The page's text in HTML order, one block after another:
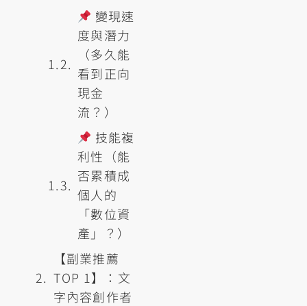
變現速
度與潛力
（多久能
看到正向
現金
流？）
技能複
利性（能
否累積成
個人的
「數位資
產」？）
【副業推薦
TOP 1】：文
字內容創作者